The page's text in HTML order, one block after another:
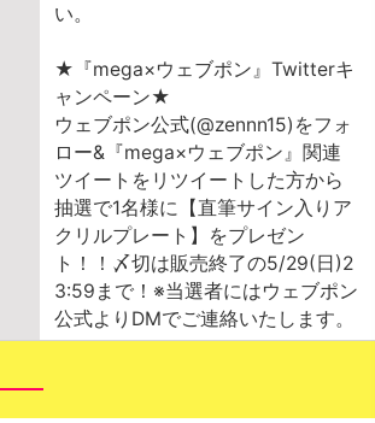
い。
★『mega×ウェブポン』Twitterキ
ャンペーン★
ウェブポン公式(@zennn15)をフォ
ロー&『mega×ウェブポン』関連
ツイートをリツイートした方から
抽選で1名様に【直筆サイン入りア
クリルプレート】をプレゼン
ト！！〆切は販売終了の5/29(日)2
3:59まで！※当選者にはウェブポン
公式よりDMでご連絡いたします。